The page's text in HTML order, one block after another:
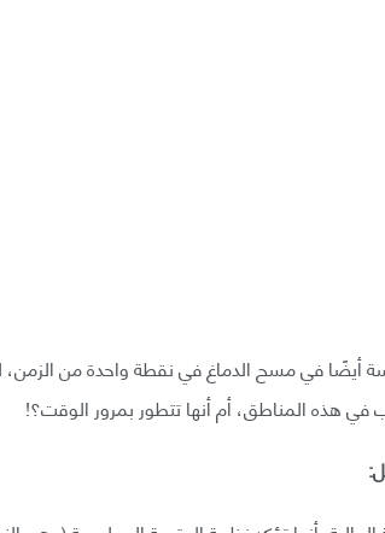
أيضًا في مسح الدماغ في نقطة واحدة من
في هذه المناطق، أم أنها تتطور بمرور الوقت؟!